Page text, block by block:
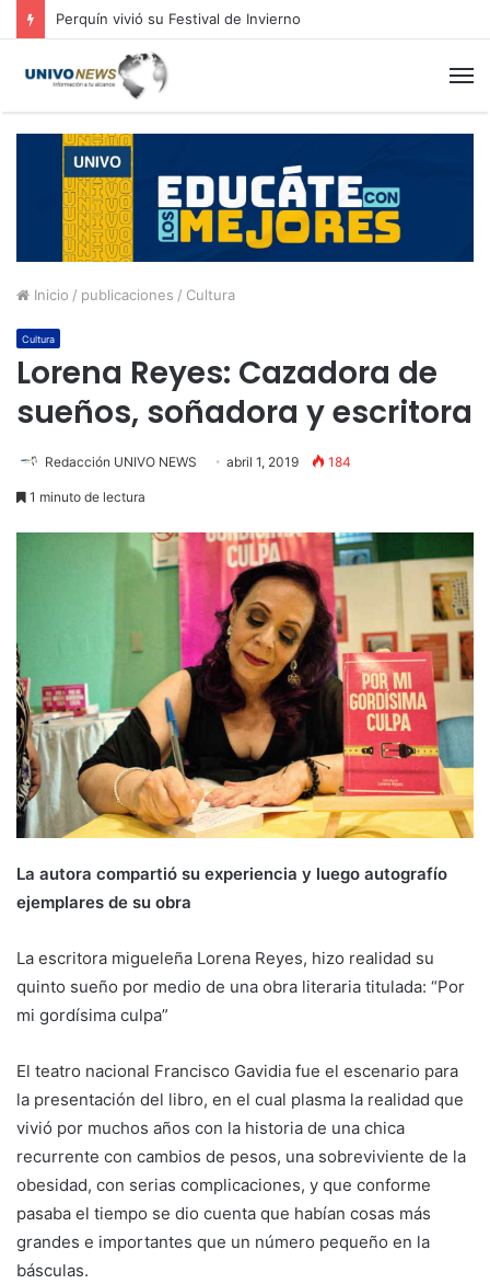
Perquín vivió su Festival de Invierno
Inicio / publicaciones / Cultura
Cultura
Lorena Reyes: Cazadora de
sueños, soñadora y escritora
Redacción UNIVO NEWS abril 1, 2019 184
1 minuto de lectura
La autora compartió su experiencia y luego autografío
ejemplares de su obra
La escritora migueleña Lorena Reyes, hizo realidad su
quinto sueño por medio de una obra literaria titulada: “Por
mi gordísima culpa”
El teatro nacional Francisco Gavidia fue el escenario para
la presentación del libro, en el cual plasma la realidad que
vivió por muchos años con la historia de una chica
recurrente con cambios de pesos, una sobreviviente de la
obesidad, con serias complicaciones, y que conforme
pasaba el tiempo se dio cuenta que habían cosas más
grandes e importantes que un número pequeño en la
básculas.